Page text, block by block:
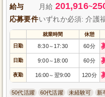
給与 月給 201,916~
応募要件いずれか必須: 介護
就業時間 休憩
日勤 8:30～ 17:30 60分
日勤 9:00～ 18:00 60分
夜勤 16:00～ 翌9:00 120分
50代活躍 60代活躍 未経験可 新